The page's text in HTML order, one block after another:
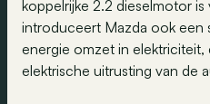
koppelrijke 2.2 dieselmotor
introduceert Mazda ook een
energie omzet in
elektrische uitrusting van de